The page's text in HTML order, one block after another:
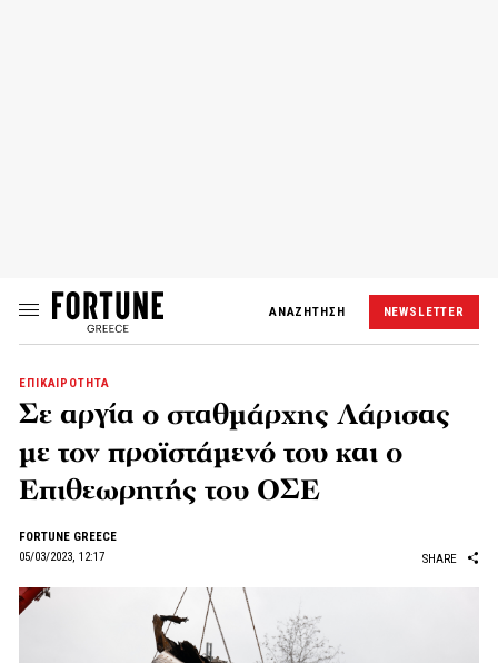
ΑΝΑΖΗΤΗΣΗ NEWSLETTER
ΕΠΙΚΑΙΡΟΤΗΤΑ
Σε αργία ο σταθμάρχης Λάρισας
με τον προϊστάμενό του και ο
Επιθεωρητής του ΟΣΕ
FORTUNE GREECE
05/03/2023, 12:17
SHARE